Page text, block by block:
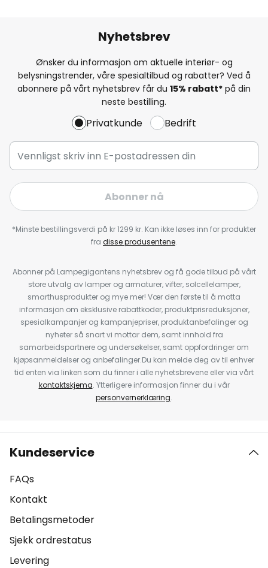
Nyhetsbrev
Ønsker du informasjon om aktuelle interiør- og
belysningstrender, våre spesialtilbud og rabatter? Ved å
abonnere på vårt nyhetsbrev får du 15% rabatt* på din
neste bestilling.
Privatkunde Bedrift
Abonner nå
*Minste bestillingsverdi på kr 1299 kr. Kan ikke løses inn for produkter
fra disse produsentene.
Abonner på Lampegigantens nyhetsbrev og få gode tilbud på vårt
store utvalg av lamper og armaturer, vifter, solcellelamper,
smarthusprodukter og mye mer! Vær den første til å motta
informasjon om eksklusive rabattkoder, produktprisreduksjoner,
spesialkampanjer og kampanjepriser, produktanbefalinger og
nyheter så snart vi mottar dem, samt innhold fra
samarbeidspartnere og undersøkelser, samt oppfordringer om
kjøpsanmeldelser og anbefalinger.Du kan melde deg av til enhver
tid enten via linken som du finner i alle nyhetsbrevene eller via vårt
kontaktskjema. Ytterligere informasjon finner du i vår
personvernerklæring.
Kundeservice
FAQs
Kontakt
Betalingsmetoder
Sjekk ordrestatus
Levering